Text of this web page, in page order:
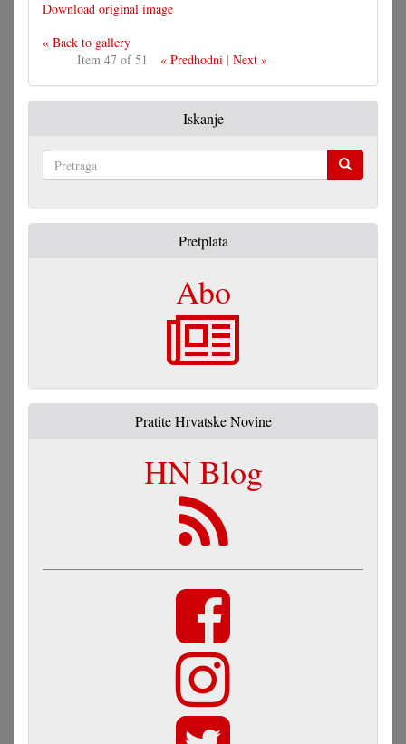
Download original image
« Back to gallery
Item 47 of 51
« Predhodni| Next »
Iskanje
Pretplata
Abo
Pratite Hrvatske Novine
HN Blog